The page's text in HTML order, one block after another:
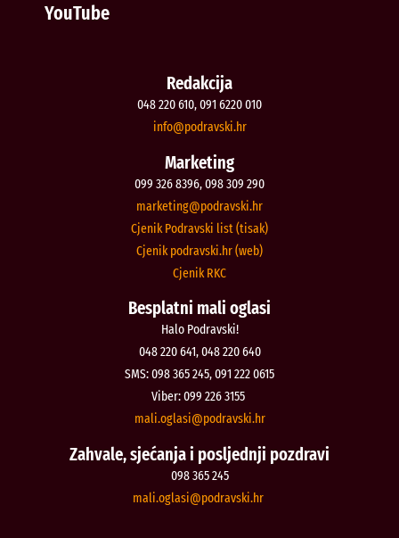
YouTube
Redakcija
048 220 610, 091 6220 010
rh.iksvardop
@ofni
Marketing
099 326 8396, 098 309 290
rh.iksvardop
@gnitekram
Cjenik Podravski list (tisak)
Cjenik podravski.hr (web)
Cjenik RKC
Besplatni mali oglasi
Halo Podravski!
048 220 641, 048 220 640
SMS: 098 365 245, 091 222 0615
Viber: 099 226 3155
rh.iksvardop
@isalgo.ilam
Zahvale, sjećanja i posljednji pozdravi
098 365 245
rh.iksvardop
@isalgo.ilam